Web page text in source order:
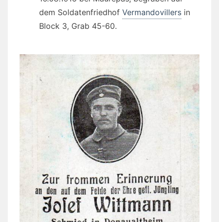
dem Soldatenfriedhof Vermandovillers in
Block 3, Grab 45-60.